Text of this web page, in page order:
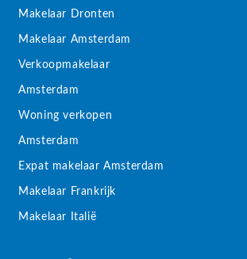
Makelaar Dronten
Makelaar Amsterdam
Verkoopmakelaar
Amsterdam
Woning verkopen
Amsterdam
Expat makelaar Amsterdam
Makelaar Frankrijk
Makelaar Italië